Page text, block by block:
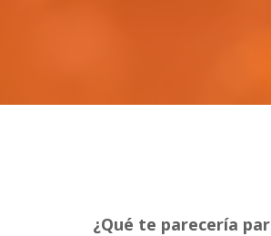
¿Qué te parecería